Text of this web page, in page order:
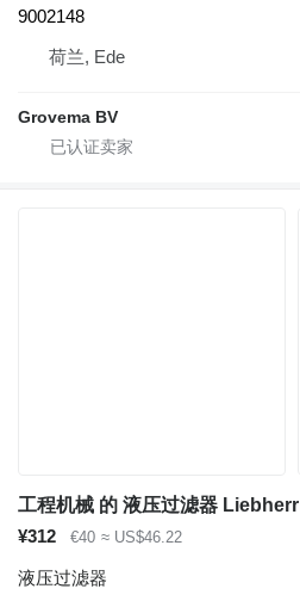
9002148
荷兰, Ede
Grovema BV
工程机械 的 液压过滤器
¥312
€40 ≈ US$46.22
液压过滤器